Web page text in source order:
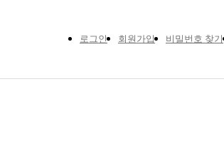
로그인 회원가입 비밀번호 찾기